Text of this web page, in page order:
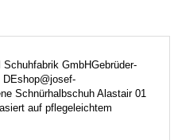
GmbHGebrüder-
Schnürhalbschuh Alastair 01
auf pflegeleichtem